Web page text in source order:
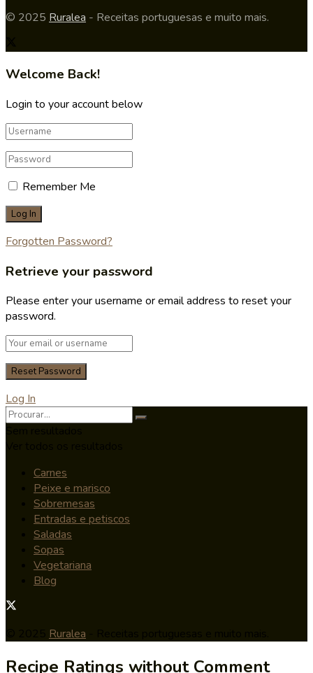
© 2025 Ruralea - Receitas portuguesas e muito mais.
Welcome Back!
Login to your account below
Remember Me
Forgotten Password?
Retrieve your password
Please enter your username or email address to reset your
password.
Log In
Carnes
Peixe e marisco
Sobremesas
Entradas e petiscos
Saladas
Sopas
Vegetariana
Blog
Ruralea
Recipe Ratings without Comment